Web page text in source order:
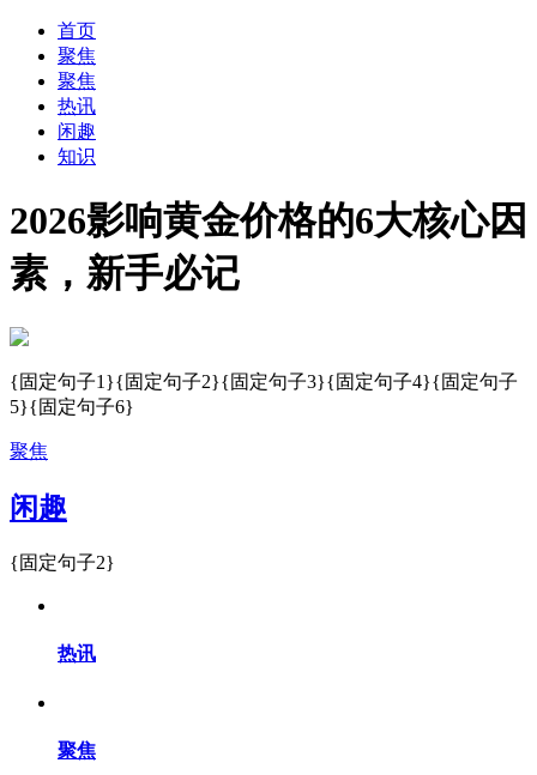
首页
聚焦
聚焦
热讯
闲趣
知识
2026影响黄金价格的6大核心因
素，新手必记
{固定句子1}{固定句子2}{固定句子3}{固定句子4}{固定句子
5}{固定句子6}
聚焦
闲趣
{固定句子2}
热讯
聚焦